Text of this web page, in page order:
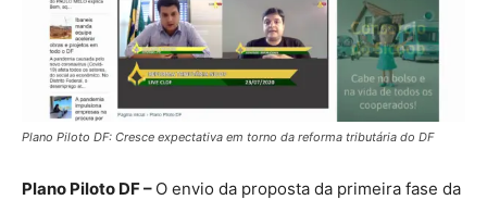
Plano Piloto DF: Cresce expectativa em torno da reforma tributária do DF
Plano Piloto DF – O envio da proposta da primeira fase da